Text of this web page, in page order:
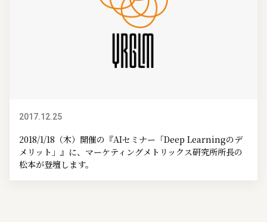
2017.12.25
2018/1/18（木）開催の『AIセミナー「Deep Learningのデ
メリット」』に、マーケティングメトリックス研究所所長の
松本が登壇します。